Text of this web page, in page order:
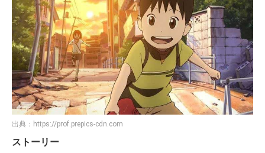
出典： https://prof.prepics-cdn.com
ストーリー